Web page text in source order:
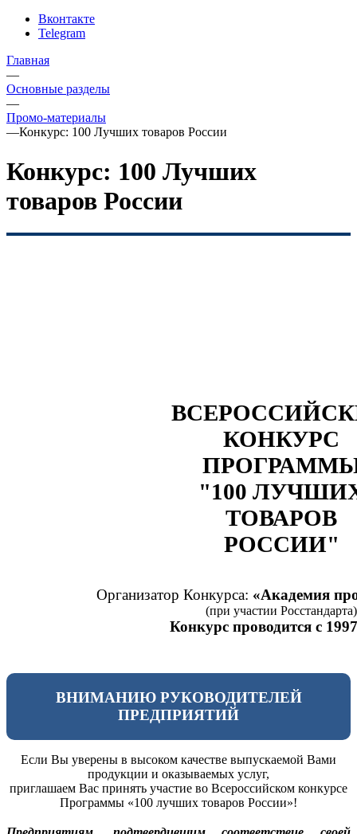
Вконтакте
Telegram
Главная
—
Основные разделы
—
Промо-материалы
—Конкурс: 100 Лучших товаров России
Конкурс: 100 Лучших
товаров России
КОНКУРС
"100
ТОВАРОВ
РОССИИ"
Организатор Конкурса: «Академия
(при участии Росстандарта)
Конкурс проводится с
ВНИМАНИЮ РУКОВОДИТЕЛЕЙ
ПРЕДПРИЯТИЙ
Если Вы уверены в высоком качестве выпускаемой Вами
продукции и оказываемых услуг,
приглашаем Вас принять участие во Всероссийском конкурсе
Программы «100 лучших товаров России»!